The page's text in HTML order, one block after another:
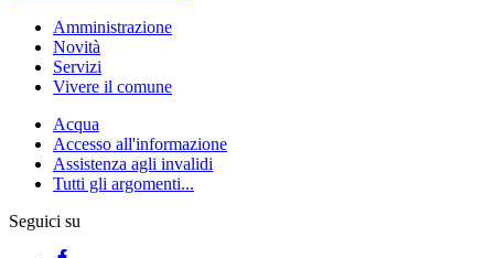
Amministrazione
Novità
Servizi
Vivere il comune
Acqua
Accesso all'informazione
Assistenza agli invalidi
Tutti gli argomenti...
Seguici su